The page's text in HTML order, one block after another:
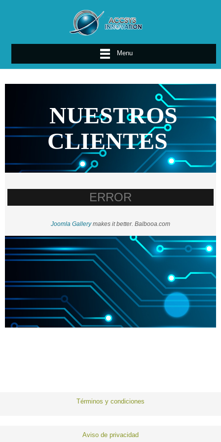
Menu
NUESTROS
CLIENTES
ERROR
Joomla Gallerymakes it better. Balbooa.com
Términos y condiciones
Aviso de privacidad